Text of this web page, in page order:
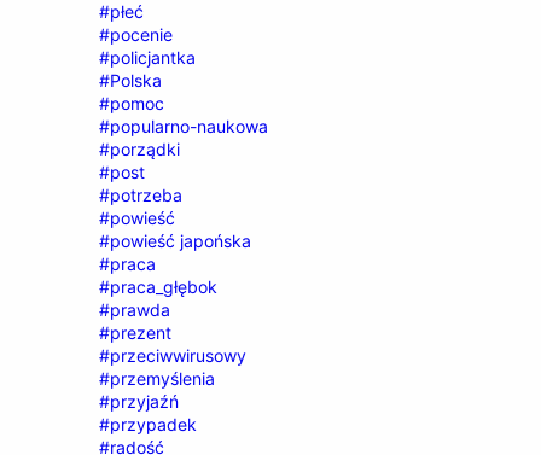
#płeć
#pocenie
#policjantka
#Polska
#pomoc
#popularno-naukowa
#porządki
#post
#potrzeba
#powieść
#powieść japońska
#praca
#praca_głębok
#prawda
#prezent
#przeciwwirusowy
#przemyślenia
#przyjaźń
#przypadek
#radość